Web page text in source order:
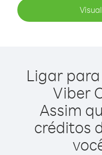
Ligar
Viber
Assim
créditos